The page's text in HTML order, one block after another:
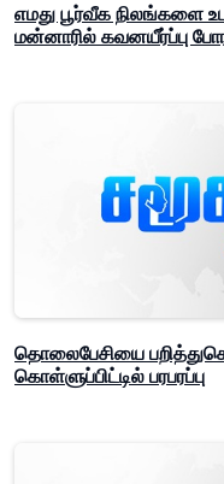
எமது பூர்வீக நிலங்களை
மன்னாரில் கவனயீர்ப்பு
தொலைபேசியை
கொள்ளுப்பிட்டில் பரபரப்பு